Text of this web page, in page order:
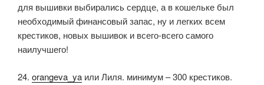
для вышивки выбирались сердце, а в кошельке был
необходимый финансовый запас, ну и легких всем
крестиков, новых вышивок и всего-всего самого
наилучшего!
24. orangeva_ya или Лиля. минимум – 300 крестиков.